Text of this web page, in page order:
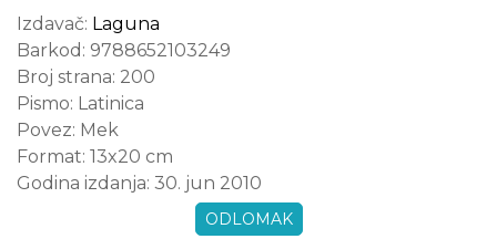
Izdavač: Laguna
Barkod: 9788652103249
Broj strana: 200
Pismo: Latinica
Povez: Mek
Format: 13x20 cm
Godina izdanja: 30. jun 2010
ODLOMAK